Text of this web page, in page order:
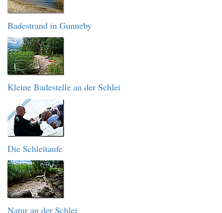
Badestrand in Gunneby
Kleine Badestelle an der Schlei
Die Schleitaufe
Natur an der Schlei